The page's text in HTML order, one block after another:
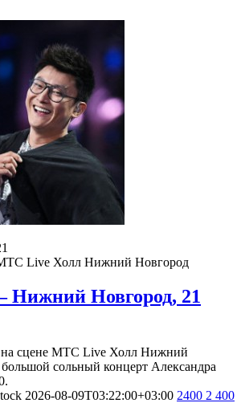
Live Холл Нижний Новгород
Новгород, 21
на сцене МТС Live Холл Нижний
сольный концерт Александра
2026-08-09T03:22:00+03:00 2400 2 400